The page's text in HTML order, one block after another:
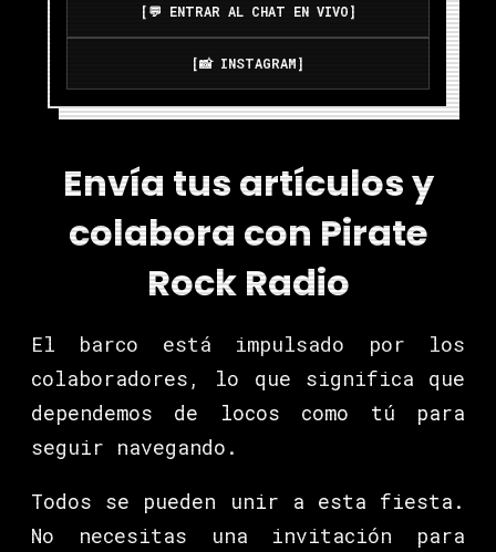
[💬 ENTRAR AL CHAT EN VIVO]
[📸 INSTAGRAM]
Envía tus artículos y
colabora con Pirate
Rock Radio
El barco está impulsado por los
colaboradores, lo que significa que
dependemos de locos como tú para
seguir navegando.
Todos se pueden unir a esta fiesta.
No necesitas una invitación para